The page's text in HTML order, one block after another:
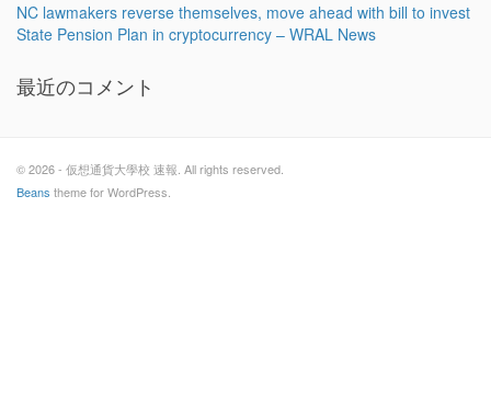
NC lawmakers reverse themselves, move ahead with bill to invest
State Pension Plan in cryptocurrency – WRAL News
最近のコメント
© 2026 - 仮想通貨大學校 速報. All rights reserved.
Beans theme for WordPress.